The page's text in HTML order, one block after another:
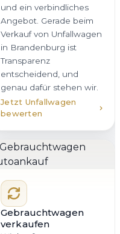
und ein verbindliches
Angebot. Gerade beim
Verkauf von Unfallwagen
in Brandenburg ist
Transparenz
entscheidend, und
genau dafür stehen wir.
Jetzt Unfallwagen
bewerten
Gebrauchtwagen
verkaufen